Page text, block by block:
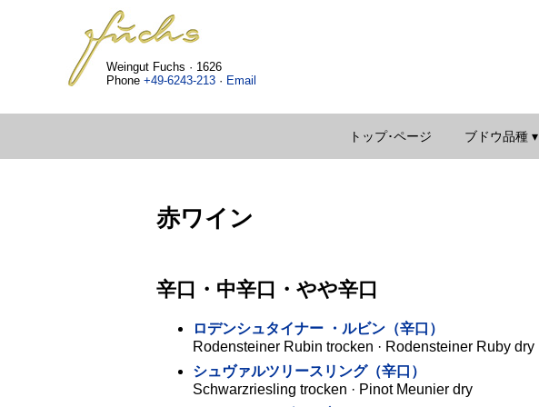
Weingut Fuchs · 1626
Phone +49-6243-213· Email
トップ･ページ ブドウ品種 ▾
赤ワイン
辛口・中辛口・やや辛口
ロデンシュタイナー ・ルビン（辛口）
Rodensteiner Rubin trocken · Rodensteiner Ruby dry
シュヴァルツリースリング（辛口）
Schwarzriesling trocken · Pinot Meunier dry